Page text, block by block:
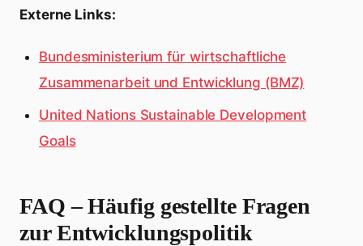
Externe Links:
Bundesministerium für wirtschaftliche
Zusammenarbeit und Entwicklung (BMZ)
United Nations Sustainable Development
Goals
FAQ – Häufig gestellte Fragen
zur Entwicklungspolitik